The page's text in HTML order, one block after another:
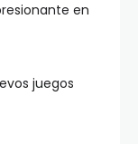
en
juegos